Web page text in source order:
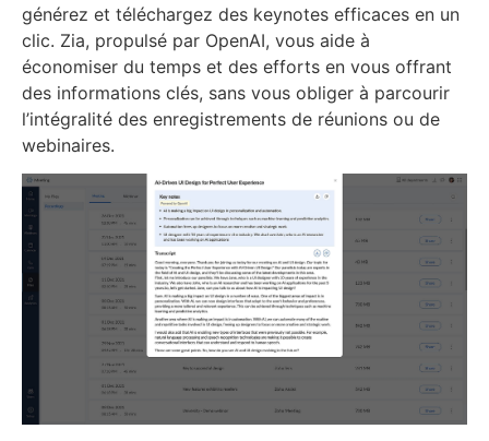
générez et téléchargez des keynotes efficaces en un
clic. Zia, propulsé par OpenAI, vous aide à
économiser du temps et des efforts en vous offrant
des informations clés, sans vous obliger à parcourir
l’intégralité des enregistrements de réunions ou de
webinaires.